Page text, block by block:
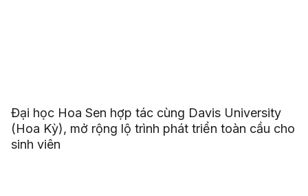
Đại học Hoa Sen hợp tác cùng Davis University
(Hoa Kỳ), mở rộng lộ trình phát triển toàn cầu cho
sinh viên